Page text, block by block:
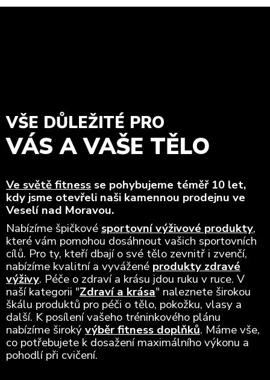
VŠE DŮLEŽITÉ PRO
VÁS A VAŠE TĚLO
Ve světě fitness se pohybujeme téměř 10 let,
kdy jsme otevřeli naši kamennou prodejnu ve
Veselí nad Moravou.
Nabízíme špičkové sportovní výživové produkty,
které vám pomohou dosáhnout vašich sportovních
cílů. Pro ty, kteří dbají o své tělo zevnitř i zvenčí,
nabízíme kvalitní a vyvážené produkty zdravé
výživy. Péče o zdraví a krásu jdou ruku v ruce. V
naší kategorii "Zdraví a krása" naleznete širokou
škálu produktů pro péči o tělo, pokožku, vlasy a
další. K posílení vašeho tréninkového plánu
nabízíme širokývýběr fitness doplňků. Máme vše,
co potřebujete k dosažení maximálního výkonu a
pohodlí při cvičení.